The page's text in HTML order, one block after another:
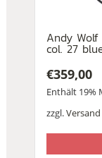
Andy
col. 27
€359,00
Enthält 19%
zzgl.Versand